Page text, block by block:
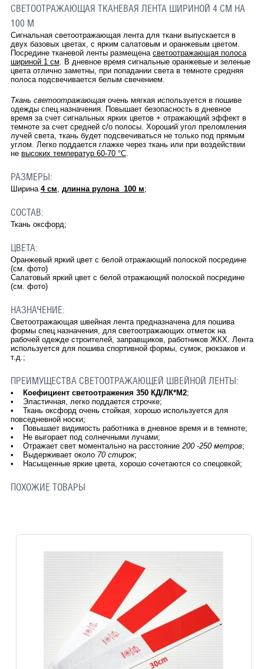
СВЕТООТРАЖАЮЩАЯ ТКАНЕВАЯ ЛЕНТА ШИРИНОЙ 4 СМ НА
100 М
Сигнальная светоотражающая лента для ткани выпускается в
двух базовых цветах, с ярким салатовым и оранжевым цветом.
Посредине тканевой ленты размещена светоотражающая полоса
шириной 1 см . В дневное время сигнальные оранжевые и зеленые
цвета отлично заметны, при попадании света в темноте средняя
полоса подсвечивается белым свечением.
Ткань светоотражающаяочень мягкая используется в пошиве
одежды спец.назначения. Повышает безопасность в дневное
время за счет сигнальных ярких цветов + отражающий эффект в
темноте за счет средней с/о полосы. Хороший угол преломления
лучей света, ткань будет подсвечиваться не только под прямым
углом. Легко поддается глажке через ткань или при воздействии
не высоких температур 60-70 °С.
РАЗМЕРЫ:
Ширина 4 см длинна рулона 100 м;
СОСТАВ:
Ткань оксфорд;
ЦВЕТА:
Оранжевый яркий цвет с белой отражающий полоской посредине
(см. фото)
Салатовый яркий цвет с белой отражающий полоской посредине
(см. фото)
НАЗНАЧЕНИЕ:
Светоотражающая швейная лента предназначена для пошива
формы спец.назначения, для светоотражающих отметок на
рабочей одежде строителей, заправщиков, работников ЖКХ. Лента
используется для пошива спортивной формы, сумок, рюкзаков и
т.д.;
ПРЕИМУЩЕСТВА СВЕТООТРАЖАЮЩЕЙ ШВЕЙНОЙ ЛЕНТЫ:
• Коефициент светоотражения 350 КД/ЛК*М2;
• Эластичная, легко поддается строчке;
• Ткань оксфорд очень стойкая, хорошо используется для
повседневной носки;
• Повышает видимость работника в дневное время и в темноте;
• Не выгорает под солнечными лучами;
• Отражает свет моментально на расстояние 200 -250 метров;
• Выдерживает около 70 стирок;
• Насыщенные яркие цвета, хорошо сочетаются со спецовкой;
ПОХОЖИЕ ТОВАРЫ